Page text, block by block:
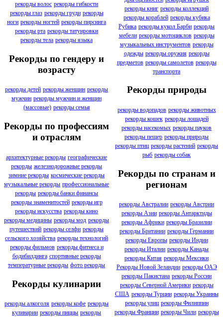
рекорды волос рекорды гибкости
рекорды глаз рекорды груди рекорды
ноги рекорды ногтей рекорды пирсинга
рекорды рта рекорды татуировки
рекорды тела рекорды языка
Рекорды по гендеру и
возрасту
рекорды детей рекорды женщин рекорды
мужчин рекорды мужчин и женщин
(массовые) рекорды семья
Рекорды по профессиям
и отраслям
архитектурные рекорды географические
рекорды железнодорожные рекорды
зимние рекорды космические рекорды
музыкальные рекорды профессиональные
рекорды рекорды банки финансы
рекорды знаменитостей рекорды игр
рекорды искусства рекорды кино
рекорды медицины рекорды мод рекорды
путешествий рекорды селфи рекорды
сельского хозяйства рекорды технологий
рекорды фильмов рекорды фитнеса и
бодибилдинга спортивные рекорды
температурные рекорды фото рекорды
Рекорды кулинарии
рекорды алкоголя рекорды кофе рекорды
кулинарии рекорды пиццы рекорды
рекорды книг рекорды коллекций
рекорды кораблей рекорды кубика
Рубика рекорды кукол Барби рекорды
мебели рекорды мотоциклов рекорды
музыкальных инструментов рекорды
одежды рекорды оружия рекорды
предметов рекорды самолетов рекорды
транспорта
Рекорды природы
рекорды водопадов рекорды животных
рекорды кошек рекорды лошадей
рекорды насекомых рекорды пауков
рекорды пещер рекорды природы
рекорды птиц рекорды растений рекорды
рыб рекорды собак
Рекорды по странам и
регионам
рекорды Австралии рекорды Австрии
рекорды Азии рекорды Антарктиды
рекорды Африки рекорды Бразилии
рекорды Британии рекорды Германии
рекорды Европы рекорды Индии
рекорды Италии рекорды Канады
рекорды Китая рекорды Мексики
Рекорды Новой Зеландии рекорды ОАЭ
рекорды Пакистана рекорды России
рекорды Северной Америки рекорды
США рекорды Турции рекорды Украины
рекорды улиц рекорды Филиппин
рекорды Франции рекорды Чили рекорды